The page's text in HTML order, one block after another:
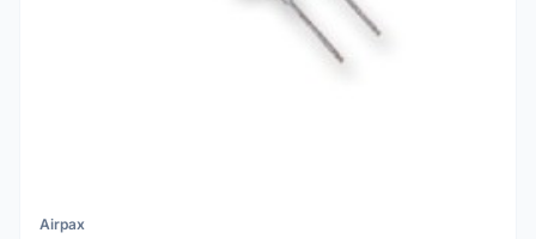
Airpax